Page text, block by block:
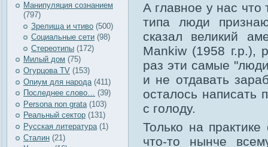
Манипуляция сознанием
(797)
Зрелища и чтиво (500)
Социальные сети (98)
Стереотипы (172)
Милый дом (75)
Огурцова TV (153)
Опиум для народа (411)
Последнее слово… (39)
Рersona non grata (103)
Реальный сектор (131)
Русская литература (1)
Сталин (21)
А главное у нас что
типа люди
сказал великий
Mankiw (1958 г.р.),
раз эти самые
и не отдавать
осталось написать
с голоду.
Только на
что-то нынче